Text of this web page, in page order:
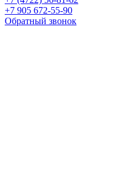
+7 905 672-55-90
Обратный звонок